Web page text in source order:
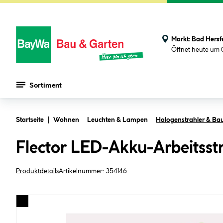
Markt: Bad
Öffnet heute um
Sortiment
Startseite Wohnen Leuchten & Lampen Halogenstrahler &
Flector LED-Akku-
ProduktdetailsArtikelnummer: 354146